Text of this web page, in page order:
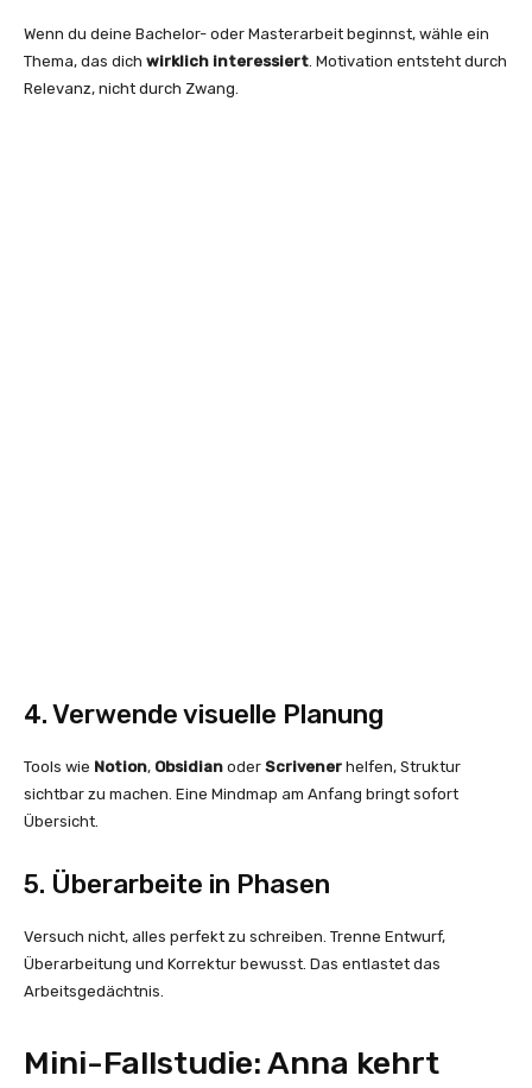
Wenn du deine Bachelor- oder Masterarbeit beginnst, wähle ein
Thema, das dich wirklich interessiert. Motivation entsteht durch
Relevanz, nicht durch Zwang.
4. Verwende visuelle Planung
Tools wie Notion, Obsidian oder Scrivener helfen, Struktur
sichtbar zu machen. Eine Mindmap am Anfang bringt sofort
Übersicht.
5. Überarbeite in Phasen
Versuch nicht, alles perfekt zu schreiben. Trenne Entwurf,
Überarbeitung und Korrektur bewusst. Das entlastet das
Arbeitsgedächtnis.
Mini-Fallstudie: Anna kehrt